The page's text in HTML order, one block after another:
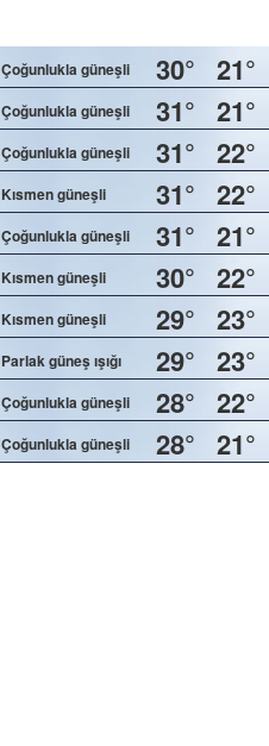
Çoğunlukla güneşli 30° 21°
Çoğunlukla güneşli 31° 21°
Çoğunlukla güneşli 31° 22°
Kısmen güneşli 31° 22°
Çoğunlukla güneşli 31° 21°
Kısmen güneşli 30° 22°
Kısmen güneşli 29° 23°
Parlak güneş ışığı 29° 23°
Çoğunlukla güneşli 28° 22°
Çoğunlukla güneşli 28° 21°